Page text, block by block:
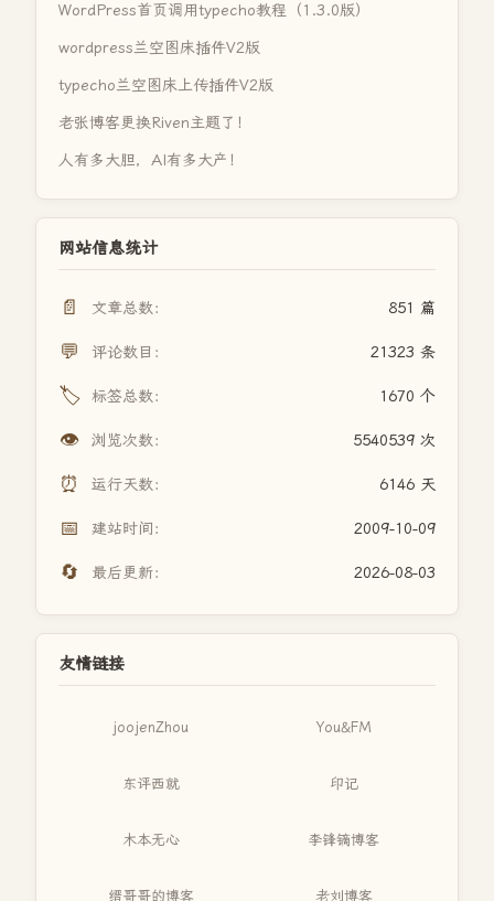
WordPress首页调用typecho教程（1.3.0版）
wordpress兰空图床插件V2版
typecho兰空图床上传插件V2版
老张博客更换Riven主题了！
人有多大胆，AI有多大产！
网站信息统计
📄 文章总数： 851 篇
💬 评论数目： 21323 条
🏷️ 标签总数： 1670 个
👁️ 浏览次数： 5540539 次
⏰ 运行天数： 6146 天
📅 建站时间： 2009-10-09
🔄 最后更新： 2026-08-03
友情链接
joojenZhou You&FM
东评西就 印记
木本无心 李锋镝博客
缙哥哥的博客 老刘博客